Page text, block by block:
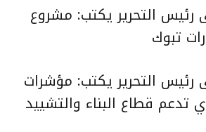
رئيس التحرير يكتب: مشروع
تبوك
رئيس التحرير يكتب: مؤشرات
تدعم قطاع البناء والتشييد